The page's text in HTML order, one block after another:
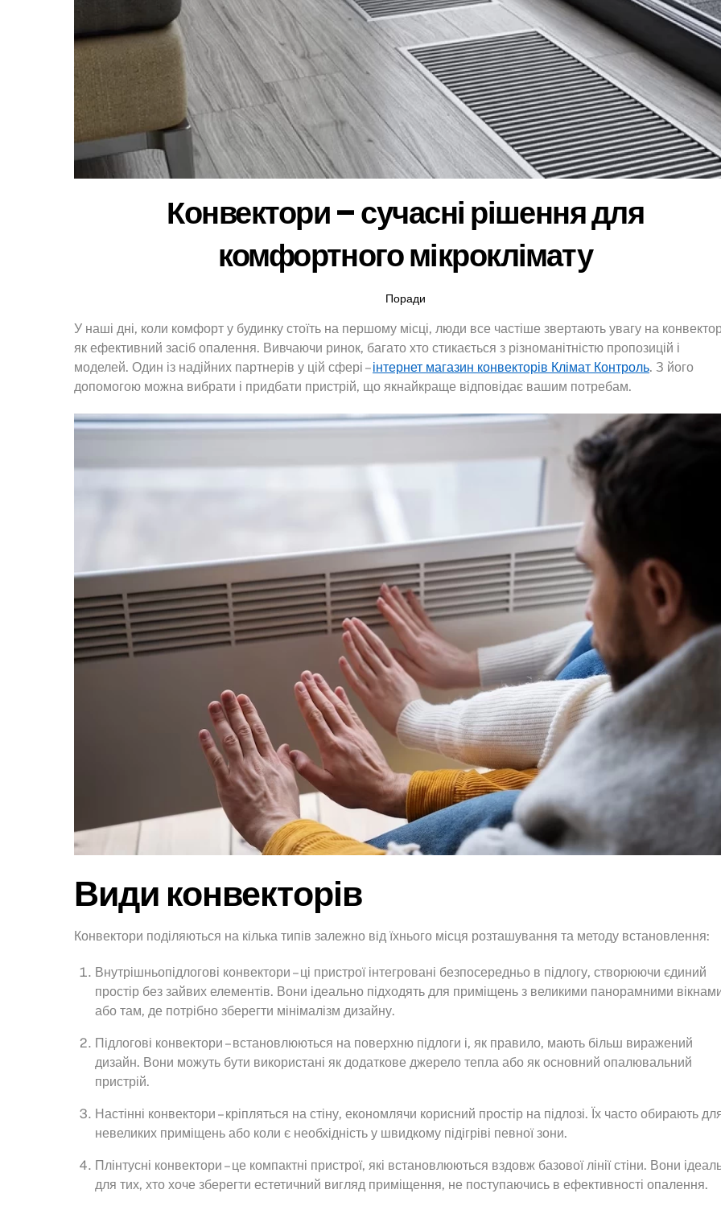
Конвектори – сучасні рішення для
комфортного мікроклімату
Поради
У наші дні, коли комфорт у будинку стоїть на першому місці, люди все частіше звертають увагу на
як ефективний засіб опалення. Вивчаючи ринок, багато хто стикається з різноманітністю пропозицій і
моделей. Один із надійних партнерів у цій сфері –інтернет магазин конвекторів Клімат Контроль. З його
допомогою можна вибрати і придбати пристрій, що якнайкраще відповідає вашим потребам.
Види конвекторів
Конвектори поділяються на кілька типів залежно від їхнього місця розташування та методу встановлення:
Внутрішньопідлогові конвектори – ці пристрої інтегровані безпосередньо в підлогу, створюючи єдиний
простір без зайвих елементів. Вони ідеально підходять для приміщень з великими панорамними
або там, де потрібно зберегти мінімалізм дизайну.
Підлогові конвектори – встановлюються на поверхню підлоги і, як правило, мають більш виражений
дизайн. Вони можуть бути використані як додаткове джерело тепла або як основний опалювальний
пристрій.
Настінні конвектори – кріпляться на стіну, економлячи корисний простір на підлозі. Їх часто обирають
невеликих приміщень або коли є необхідність у швидкому підігріві певної зони.
Плінтусні конвектори – це компактні пристрої, які встановлюються вздовж базової лінії стіни. Вони
для тих, хто хоче зберегти естетичний вигляд приміщення, не поступаючись в ефективності опалення.